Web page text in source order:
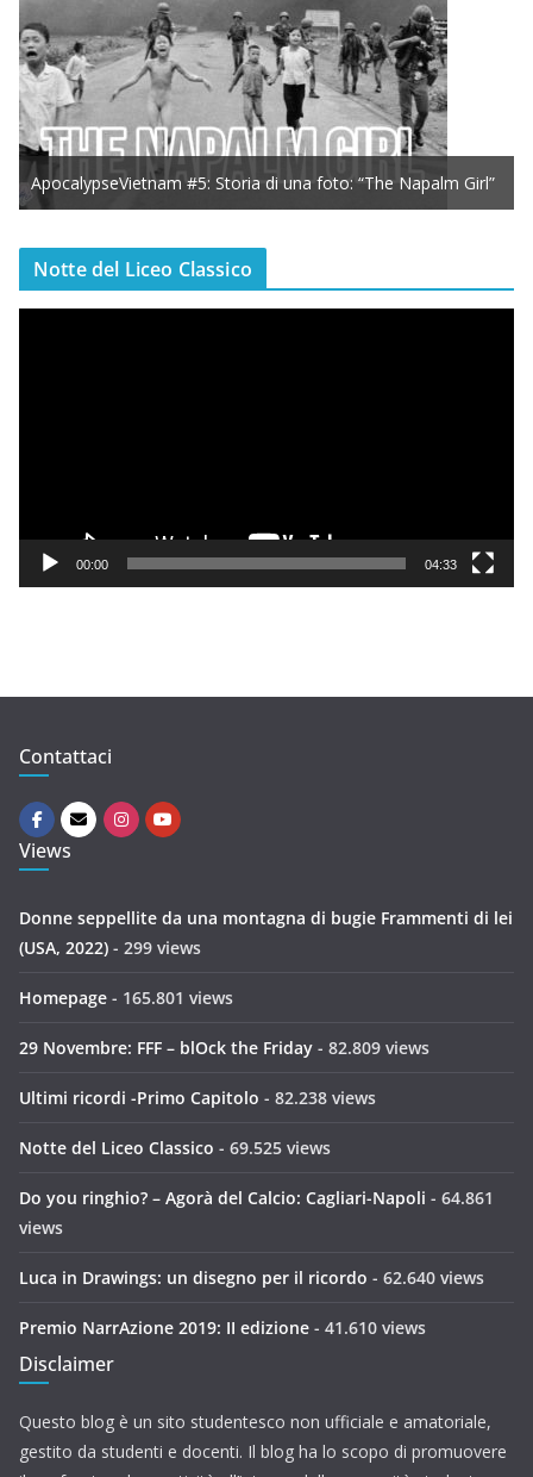
ApocalypseVietnam #5: Storia di una foto: “The Napalm Girl”
Notte del Liceo Classico
e
00:00 04:33
Contattaci
Views
Donne seppellite da una montagna di bugie Frammenti di lei
(USA, 2022) - 299 views
Homepage - 165.801 views
29 Novembre: FFF – blOck the Friday - 82.809 views
Ultimi ricordi -Primo Capitolo - 82.238 views
Notte del Liceo Classico - 69.525 views
Do you ringhio? – Agorà del Calcio: Cagliari-Napoli - 64.861
views
Luca in Drawings: un disegno per il ricordo - 62.640 views
Premio NarrAzione 2019: II edizione - 41.610 views
Disclaimer
Questo blog è un sito studentesco non ufficiale e amatoriale,
gestito da studenti e docenti. Il blog ha lo scopo di promuovere